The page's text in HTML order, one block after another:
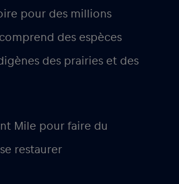
pour des millions
des espèces
des prairies et des
Mile pour faire du
restaurer